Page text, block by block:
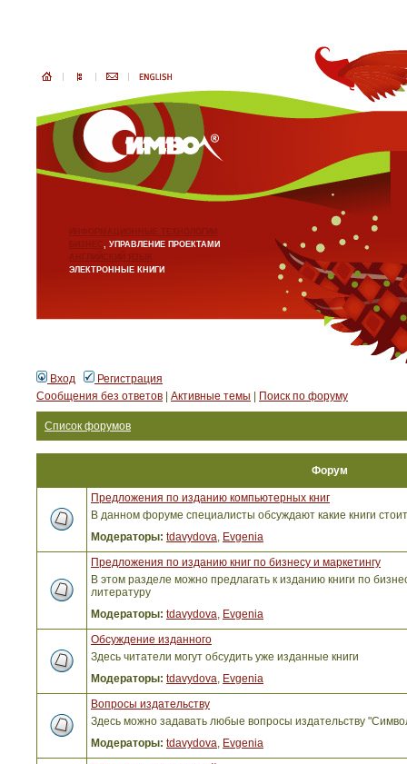
ИНФОРМАЦИОННЫЕ ТЕХНОЛОГИИ
БИЗНЕС, УПРАВЛЕНИЕ ПРОЕКТАМИ
АНГЛИЙСКИЙ ЯЗЫК
ЭЛЕКТРОННЫЕ КНИГИ
Вход
Регистрация
Сообщения без ответов
Активные темы Поиск по форуму
Список форумов
Форум
Предложения по изданию компьютерных книг
В данном форуме специалисты обсуждают какие книги
Модераторы: tdavydova, Evgenia
Предложения по изданию книг по бизнесу и маркетингу
В этом разделе можно предлагать к изданию книги по
литературу
Модераторы: tdavydova, Evgenia
Обсуждение изданного
Здесь читатели могут обсудить уже изданные книги
Модераторы: tdavydova, Evgenia
Вопросы издательству
Здесь можно задавать любые вопросы издательству
Модераторы: tdavydova, Evgenia